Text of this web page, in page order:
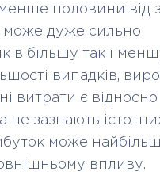
половини від
може дуже сильно
в більшу так і
випадків,
витрати є відносно
не зазнають
може
впливу.